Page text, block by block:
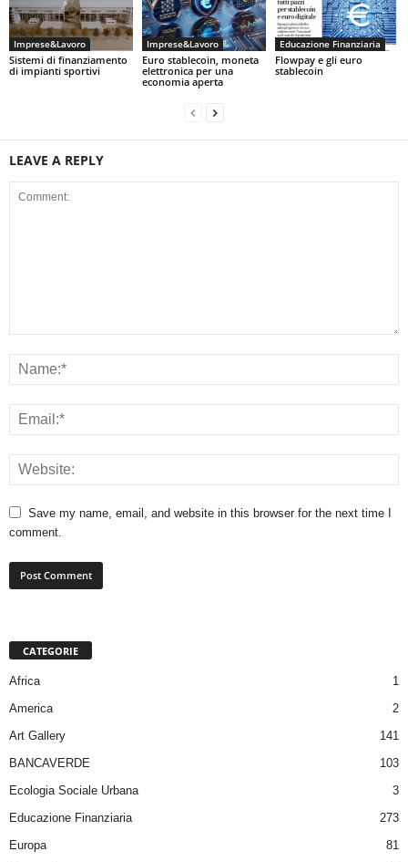
Imprese&Lavoro
Sistemi di finanziamento
di impianti sportivi
Imprese&Lavoro
Euro stablecoin, moneta
elettronica per una
economia aperta
Educazione Finanziaria
Flowpay e gli euro
stablecoin
LEAVE A REPLY
Save my name, email, and website in this browser for the next time I
comment.
CATEGORIE
Africa
1
America
2
Art Gallery
141
BANCAVERDE
103
Ecologia Sociale Urbana
3
Educazione Finanziaria
273
Europa
81